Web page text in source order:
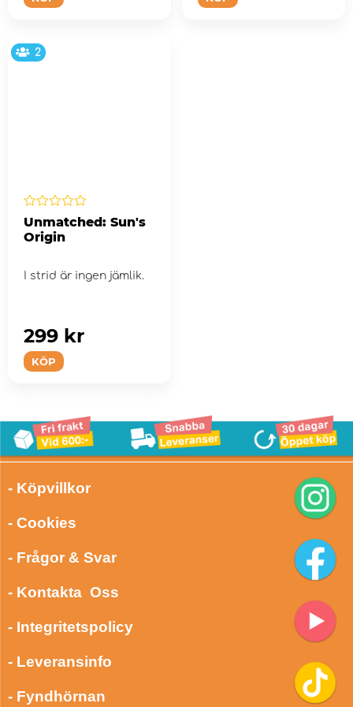
2
Unmatched: Sun's
Origin
I strid är ingen jämlik.
KÖP
299 kr
- Köpvillkor
- Cookies
- Frågor & Svar
- Kontakta Oss
- Integritetspolicy
- Leveransinfo
- Fyndhörnan